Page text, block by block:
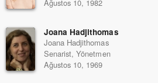
Ağustos 10, 1982
Joana Hadjithomas
Joana Hadjithomas
Senarist, Yönetmen
Ağustos 10, 1969